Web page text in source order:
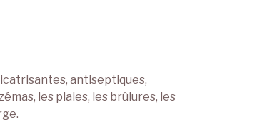
antiseptiques,
les plaies, les brûlures, les